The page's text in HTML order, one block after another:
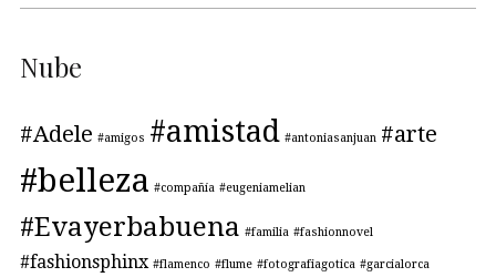
Nube
#Adele #amigos #amistad #antoniasanjuan #arte
#belleza #compañía #eugeniamelian
#Evayerbabuena #familia #fashionnovel
#fashionsphinx #flamenco #flume #fotografiagotica #garcialorca